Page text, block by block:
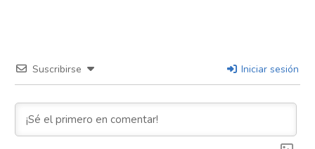
Suscribirse Iniciar sesión